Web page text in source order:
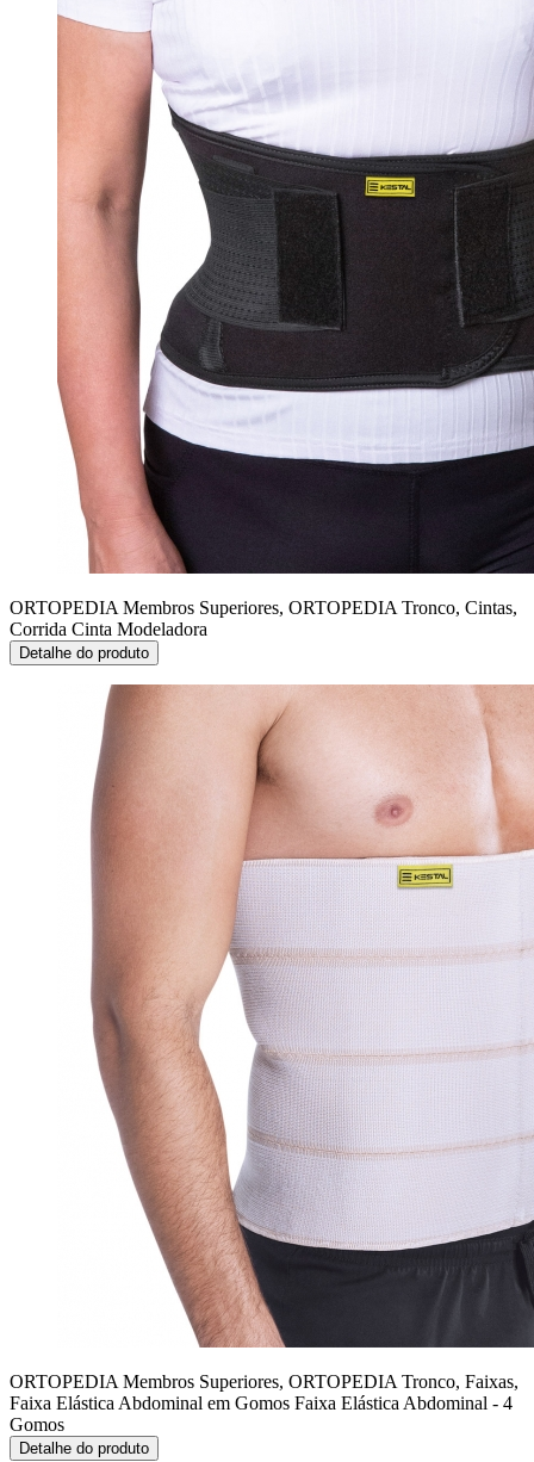
ORTOPEDIA Membros Superiores, ORTOPEDIA Tronco, Cintas,
Corrida Cinta Modeladora
Detalhe do produto
ORTOPEDIA Membros Superiores, ORTOPEDIA Tronco, Faixas,
Faixa Elástica Abdominal em Gomos Faixa Elástica Abdominal - 4
Gomos
Detalhe do produto